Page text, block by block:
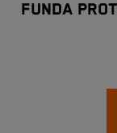
FUNDA